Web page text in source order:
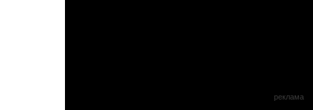
реклама